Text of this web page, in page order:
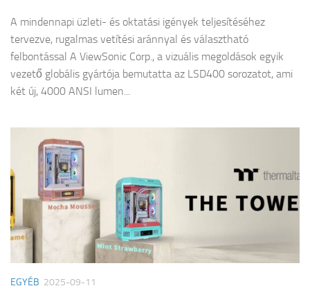
A mindennapi üzleti- és oktatási igények teljesítéséhez
tervezve, rugalmas vetítési aránnyal és választható
felbontással A ViewSonic Corp., a vizuális megoldások egyik
vezető globális gyártója bemutatta az LSD400 sorozatot, ami
két új, 4000 ANSI lumen...
EGYÉB 2025-09-11